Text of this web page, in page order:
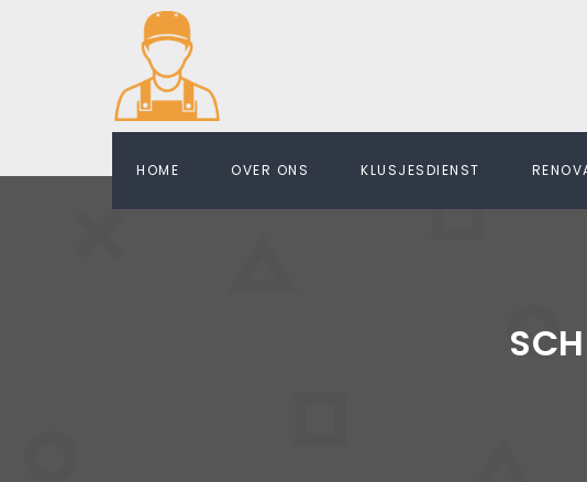
HOME OVER ONS KLUSJESDIENST